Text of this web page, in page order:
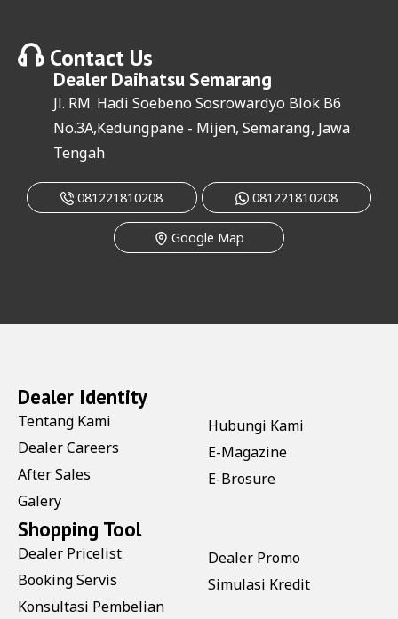
Contact Us
DealerDaihatsu Semarang
Jl. RM. Hadi Soebeno Sosrowardyo Blok B6
No.3A,Kedungpane - Mijen, Semarang, Jawa
Tengah
081221810208 081221810208
Google Map
Dealer Identity
Tentang Kami
Dealer Careers
After Sales
Galery
Hubungi Kami
E-Magazine
E-Brosure
Shopping Tool
Dealer Pricelist
Booking Servis
Konsultasi Pembelian
Dealer Promo
Simulasi Kredit